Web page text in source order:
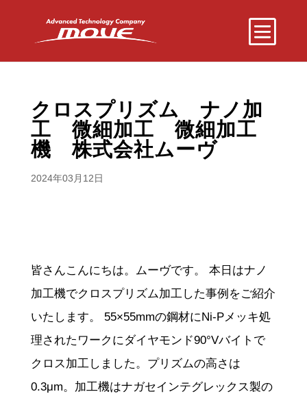
クロスプリズム ナノ加
工 微細加工 微細加工
機 株式会社ムーヴ
2024年03月12日
皆さんこんにちは。ムーヴです。 本日はナノ
加工機でクロスプリズム加工した事例をご紹介
いたします。 55×55mmの鋼材にNi-Pメッキ処
理されたワークにダイヤモンド90°Vバイトで
クロス加工しました。プリズムの高さは
0.3μm。加工機はナガセインテグレックス製の